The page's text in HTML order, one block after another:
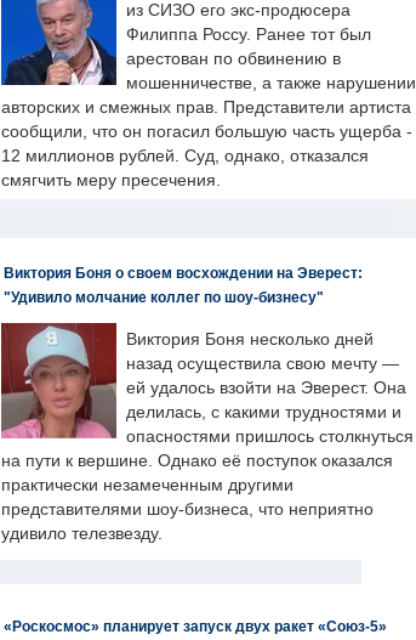
из СИЗО его экс-продюсера
Филиппа Россу. Ранее тот был
арестован по обвинению в
мошенничестве, а также нарушении
авторских и смежных прав. Представители артиста
сообщили, что он погасил большую часть ущерба -
12 миллионов рублей. Суд, однако, отказался
смягчить меру пресечения.
Виктория Боня о своем восхождении на Эверест:
"Удивило молчание коллег по шоу-бизнесу"
Виктория Боня несколько дней
назад осуществила свою мечту —
ей удалось взойти на Эверест. Она
делилась, с какими трудностями и
опасностями пришлось столкнуться
на пути к вершине. Однако её поступок оказался
практически незамеченным другими
представителями шоу-бизнеса, что неприятно
удивило телезвезду.
«Роскосмос» планирует запуск двух ракет «Союз-5»